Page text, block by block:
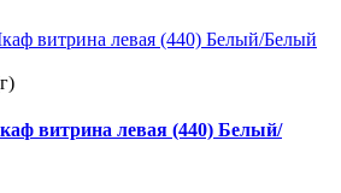
витрина левая (440) Белый/